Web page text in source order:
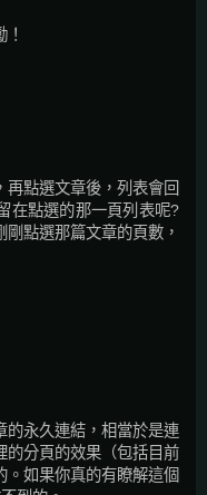
點選文章後，列表會回
在點選的那一頁列表呢?
點選那篇文章的頁數，
的永久連結，相當於是連
的分頁的效果（包括目前
如果你真的有瞭解這個